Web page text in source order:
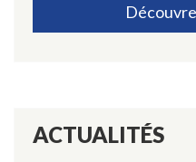
ACTUALITÉS